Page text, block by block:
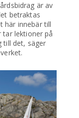
är av
betraktas
här innebär till
tar lektioner på
till det, säger